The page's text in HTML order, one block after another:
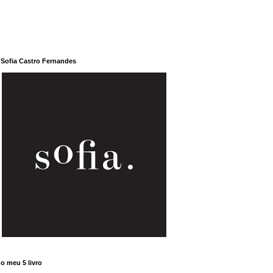
Sofia Castro Fernandes
o meu 5 livro